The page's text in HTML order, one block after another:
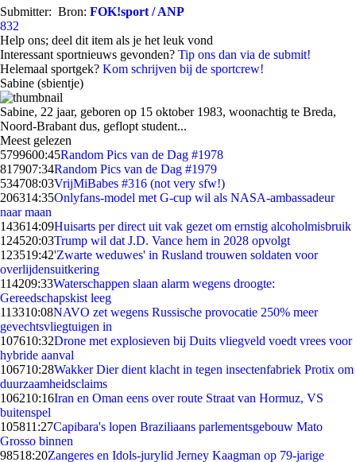
Submitter: Bron: FOK!sport / ANP
832
Help ons; deel dit item als je het leuk vond
Interessant sportnieuws gevonden? Tip ons dan via de submit!
Helemaal sportgek? Kom schrijven bij de sportcrew!
Sabine (sbientje)
Sabine, 22 jaar, geboren op 15 oktober 1983, woonachtig te Breda,
Noord-Brabant dus, geflopt student...
Meest gelezen
5799600:45Random Pics van de Dag #1978
817907:34Random Pics van de Dag #1979
534708:03VrijMiBabes #316 (not very sfw!)
206314:35Onlyfans-model met G-cup wil als NASA-ambassadeur
naar maan
143614:09Huisarts per direct uit vak gezet om ernstig alcoholmisbruik
124520:03Trump wil dat J.D. Vance hem in 2028 opvolgt
123519:42'Zwarte weduwes' in Rusland trouwen soldaten voor
overlijdensuitkering
114209:33Waterschappen slaan alarm wegens droogte:
Gereedschapskist leeg
113310:08NAVO zet wegens Russische provocatie 250% meer
gevechtsvliegtuigen in
107610:32Drone met explosieven bij Duits vliegveld voedt vrees voor
hybride aanval
106710:28Wakker Dier dient klacht in tegen insectenfabriek Protix om
duurzaamheidsclaims
106210:16Iran en Oman eens over route Straat van Hormuz, VS
buitenspel
105811:27Capibara's lopen Braziliaans parlementsgebouw Mato
Grosso binnen
98518:20Zangeres en Idols-jurylid Jerney Kaagman op 79-jarige